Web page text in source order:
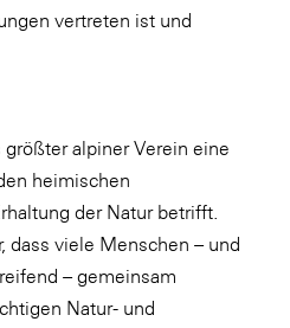
vertreten ist und
größter alpiner Verein eine
heimischen
der Natur betrifft.
dass viele Menschen – und
– gemeinsam
Natur- und